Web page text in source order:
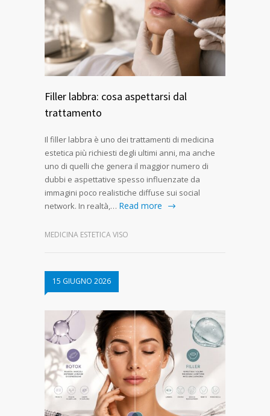
Filler labbra: cosa aspettarsi dal
trattamento
Il filler labbra è uno dei trattamenti di medicina
estetica più richiesti degli ultimi anni, ma anche
uno di quelli che genera il maggior numero di
dubbi e aspettative spesso influenzate da
immagini poco realistiche diffuse sui social
network. In realtà,… Read more
MEDICINA ESTETICA VISO
15 GIUGNO 2026